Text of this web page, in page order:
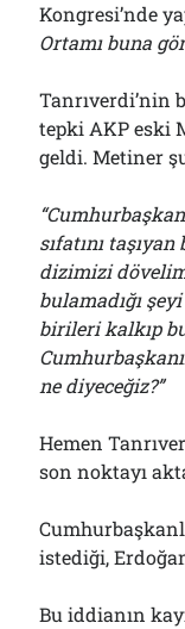
Kongresi’nde
Ortamı buna
Tanrıverdi’nin
tepki AKP eski
geldi. Metiner
sıfatını
dizimizi
bulamadığı
birileri kalkıp
ne diyeceğiz?”
Hemen
son noktayı
istediği,
Bu iddianın